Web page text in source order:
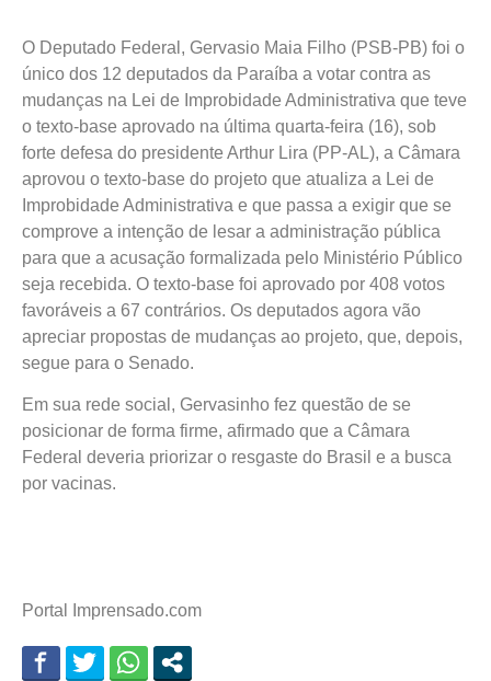
O Deputado Federal, Gervasio Maia Filho (PSB-PB) foi o
único dos 12 deputados da Paraíba a votar contra as
mudanças na Lei de Improbidade Administrativa que teve
o texto-base aprovado na última quarta-feira (16), sob
forte defesa do presidente Arthur Lira (PP-AL), a Câmara
aprovou o texto-base do projeto que atualiza a Lei de
Improbidade Administrativa e que passa a exigir que se
comprove a intenção de lesar a administração pública
para que a acusação formalizada pelo Ministério Público
seja recebida. O texto-base foi aprovado por 408 votos
favoráveis a 67 contrários. Os deputados agora vão
apreciar propostas de mudanças ao projeto, que, depois,
segue para o Senado.
Em sua rede social, Gervasinho fez questão de se
posicionar de forma firme, afirmado que a Câmara
Federal deveria priorizar o resgaste do Brasil e a busca
por vacinas.
Portal Imprensado.com